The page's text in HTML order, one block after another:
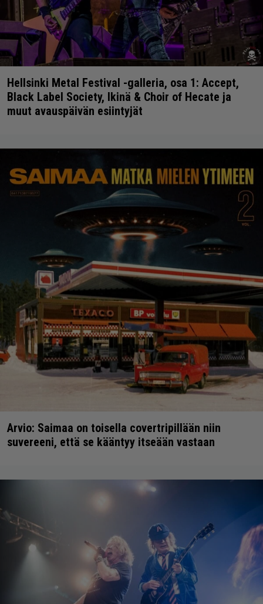
Hellsinki Metal Festival -galleria, osa 1: Accept,
Black Label Society, Ikinä & Choir of Hecate ja
muut avauspäivän esiintyjät
Arvio: Saimaa on toisella covertripillään niin
suvereeni, että se kääntyy itseään vastaan